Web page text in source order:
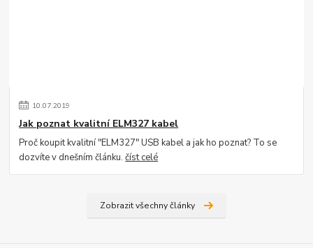
10.07.2019
Jak poznat kvalitní ELM327 kabel
Proč koupit kvalitní "ELM327" USB kabel a jak ho poznat? To se
dozvíte v dnešním článku.číst celé
Zobrazit všechny články